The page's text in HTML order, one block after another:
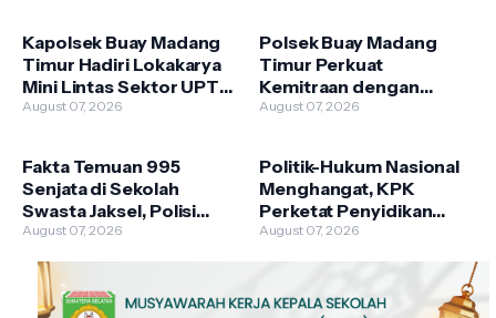
Kapolsek Buay Madang
Timur Hadiri Lokakarya
Mini Lintas Sektor UPTD
Puskesmas
August 07, 2026
Polsek Buay Madang
Timur Perkuat
Kemitraan dengan
Warga Lewat Giat
August 07, 2026
Fakta Temuan 995
Senjata di Sekolah
Swasta Jaksel, Polisi
Selidiki Legalitas dan
August 07, 2026
Politik-Hukum Nasional
Menghangat, KPK
Perketat Penyidikan
hingga Istana Bantah Isu
August 07, 2026